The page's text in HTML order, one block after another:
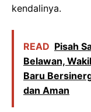
kendalinya.
READ Pisah
Belawan,
Baru
dan Aman